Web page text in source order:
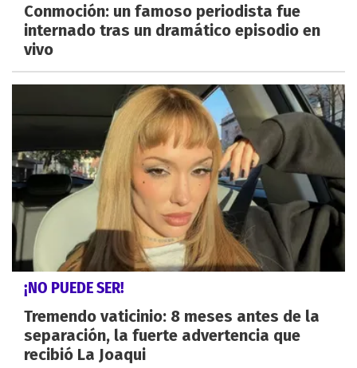
Conmoción: un famoso periodista fue
internado tras un dramático episodio en
vivo
¡NO PUEDE SER!
Tremendo vaticinio: 8 meses antes de la
separación, la fuerte advertencia que
recibió La Joaqui